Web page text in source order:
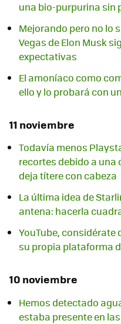
una bio-purpurina sin
Mejorando pero no lo
Vegas de Elon Musk
expectativas
El amoníaco como
ello y lo probará con
11 noviembre
Todavía menos
recortes debido a una
deja títere con cabeza
La última idea de
antena: hacerla
YouTube, considérate
su propia plataforma
10 noviembre
Hemos detectado
estaba presente en